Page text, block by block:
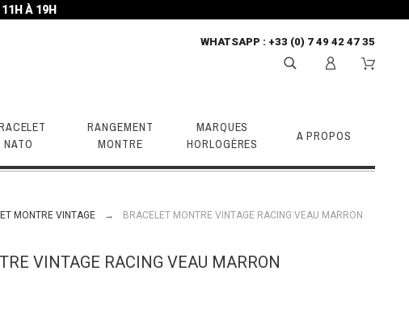
À 19H
WHATSAPP : +33 (0) 7 49 42 47 35
NATO
RANGEMENT
MONTRE
MARQUES
HORLOGÈRES
A PROPOS
MONTRE VINTAGE BRACELET MONTRE VINTAGE RACING VEAU MARRON
VINTAGE RACING VEAU MARRON